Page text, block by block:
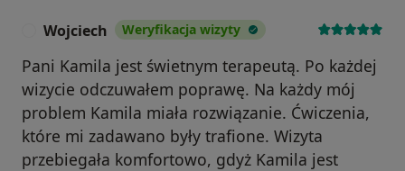
Wojciech Weryfikacja wizyty
Pani Kamila jest świetnym terapeutą. Po każdej
wizycie odczuwałem poprawę. Na każdy mój
problem Kamila miała rozwiązanie. Ćwiczenia,
które mi zadawano były trafione. Wizyta
przebiegała komfortowo, gdyż Kamila jest